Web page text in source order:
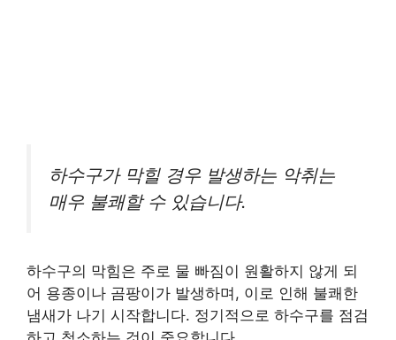
하수구가 막힐 경우 발생하는 악취는
매우 불쾌할 수 있습니다.
하수구의 막힘은 주로 물 빠짐이 원활하지 않게 되
어 용종이나 곰팡이가 발생하며, 이로 인해 불쾌한
냄새가 나기 시작합니다. 정기적으로 하수구를 점검